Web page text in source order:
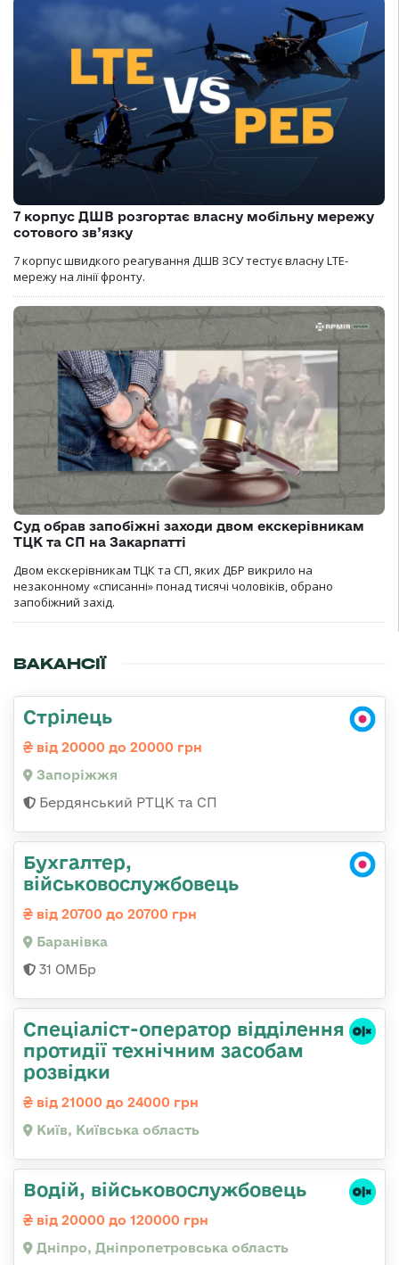
7 корпус ДШВ розгортає власну мобільну мережу
сотового зв’язку
7 корпус швидкого реагування ДШВ ЗСУ тестує власну LTE-
мережу на лінії фронту.
Суд обрав запобіжні заходи двом екскерівникам
ТЦК та СП на Закарпатті
Двом екскерівникам ТЦК та СП, яких ДБР викрило на
незаконному «списанні» понад тисячі чоловіків, обрано
запобіжний захід.
ВАКАНСІЇ
Стрілець
від 20000 до 20000 грн
Запоріжжя
Бердянський РТЦК та СП
Бухгалтер,
військовослужбовець
від 20700 до 20700 грн
Баранівка
31 ОМБр
Спеціаліст-оператор відділення
протидії технічним засобам
розвідки
від 21000 до 24000 грн
Київ, Київська область
Водій, військовослужбовець
від 20000 до 120000 грн
Дніпро, Дніпропетровська область